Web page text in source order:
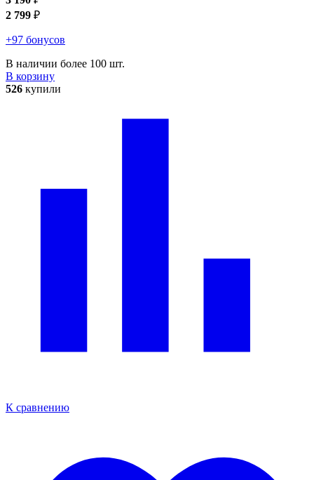
2 799 ₽
+97 бонусов
В наличии более 100 шт.
В корзину
526 купили
К сравнению